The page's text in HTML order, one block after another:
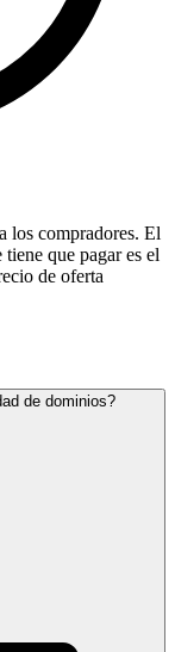
los compradores. El
que pagar es el
de oferta
de dominios?